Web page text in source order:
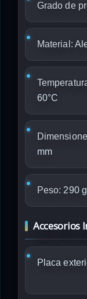
Grado de
Material:
60°C
mm
Peso: 290 g
Accesorios
Placa